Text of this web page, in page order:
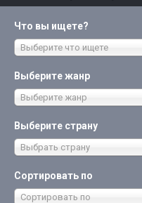
Что вы ищете?
Выберите что ищете
Выберите жанр
Выберите жанр
Выберите страну
Выбрать страну
Сортировать по
Сортировать по